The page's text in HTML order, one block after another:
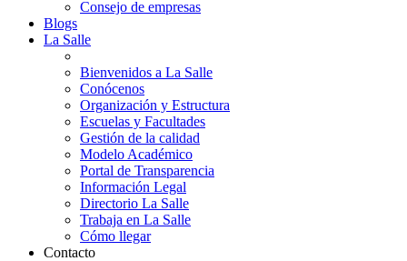
Consejo de empresas
Blogs
La Salle
Bienvenidos a La Salle
Conócenos
Organización y Estructura
Escuelas y Facultades
Gestión de la calidad
Modelo Académico
Portal de Transparencia
Información Legal
Directorio La Salle
Trabaja en La Salle
Cómo llegar
Contacto